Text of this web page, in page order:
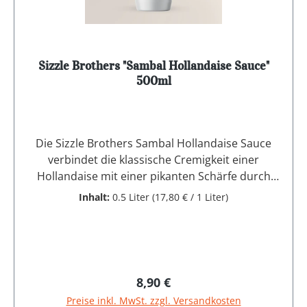
kcal/2054kJFett44,0g- davon gesättigte
der Regel mindestens 9 Monate haltbar. Sie sollte
nach dem Öffnen im Kühlschrank aufbewahrt
Sizzle Brothers "Sambal Hollandaise Sauce"
500ml
Die Sizzle Brothers Sambal Hollandaise Sauce
verbindet die klassische Cremigkeit einer
Hollandaise mit einer pikanten Schärfe durch
Sambal. Die Sauce eignet sich hervorragend als
Produkteigenschaften:Würzige Hollandaise-
Sauce mit feuriger Sambal-NoteVielseitig
Inhalt: 0.5 Liter (17,80 € / 1 Liter)
Regulärer Preis:
8,90 €
Preise inkl. MwSt. zzgl. Versandkosten